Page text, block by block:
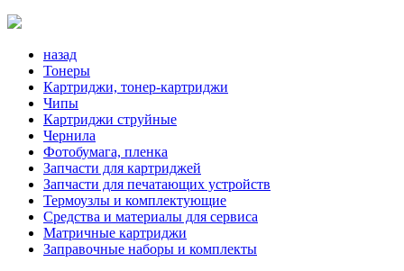
назад
Тонеры
Картриджи, тонер-картриджи
Чипы
Картриджи струйные
Чернила
Фотобумага, пленка
Запчасти для картриджей
Запчасти для печатающих устройств
Термоузлы и комплектующие
Средства и материалы для сервиса
Матричные картриджи
Заправочные наборы и комплекты